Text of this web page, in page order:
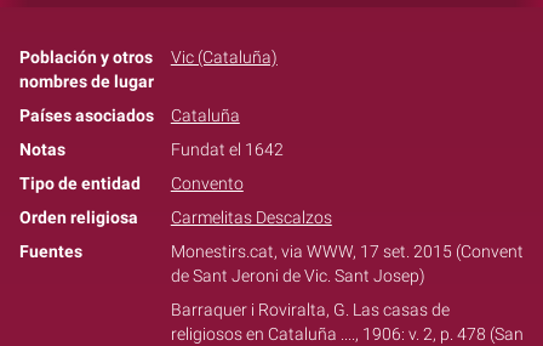
Población y otros
nombres de lugar
Vic (Cataluña)
Países asociados
Cataluña
Notas
Fundat el 1642
Tipo de entidad
Convento
Orden religiosa
Carmelitas Descalzos
Fuentes
Monestirs.cat, via WWW, 17 set. 2015 (Convent
de Sant Jeroni de Vic. Sant Josep)
Barraquer i Roviralta, G. Las casas de
religiosos en Cataluña ...., 1906: v. 2, p. 478 (San